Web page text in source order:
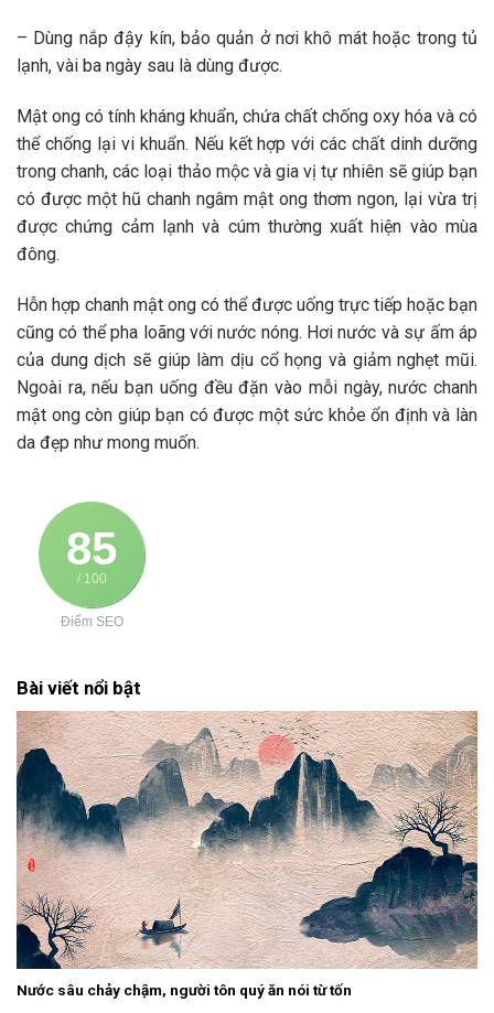
– Dùng nắp đậy kín, bảo quản ở nơi khô mát hoặc trong tủ
lạnh, vài ba ngày sau là dùng được.
Mật ong có tính kháng khuẩn, chứa chất chống oxy hóa và có
thể chống lại vi khuẩn. Nếu kết hợp với các chất dinh dưỡng
trong chanh, các loại thảo mộc và gia vị tự nhiên sẽ giúp bạn
có được một hũ chanh ngâm mật ong thơm ngon, lại vừa trị
được chứng cảm lạnh và cúm thường xuất hiện vào mùa
đông.
Hỗn hợp chanh mật ong có thể được uống trực tiếp hoặc bạn
cũng có thể pha loãng với nước nóng. Hơi nước và sự ấm áp
của dung dịch sẽ giúp làm dịu cổ họng và giảm nghẹt mũi.
Ngoài ra, nếu bạn uống đều đặn vào mỗi ngày, nước chanh
mật ong còn giúp bạn có được một sức khỏe ổn định và làn
da đẹp như mong muốn.
85
/ 100
Điểm SEO
Bài viết nổi bật
Nước sâu chảy chậm, người tôn quý ăn nói từ tốn